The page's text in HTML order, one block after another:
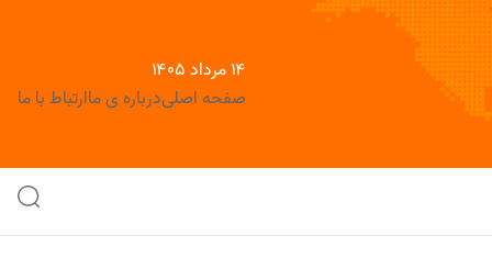
۱۴ مرداد ۱۴۰۵
صفحه اصلیدرباره ی ماارتباط با ما